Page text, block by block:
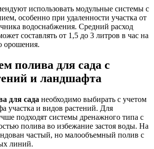
использовать модульные системы с
особенно при удаленности участка от
водоснабжения. Средний расход
составлять от 1,5 до 3 литров в час на
орошения.
полива для сада с
и ландшафта
для сада необходимо выбирать с учетом
участка и видов растений. Для
подходят системы дренажного типа с
полива во избежание застоя воды. На
частый, но малообъемный полив с
линий.